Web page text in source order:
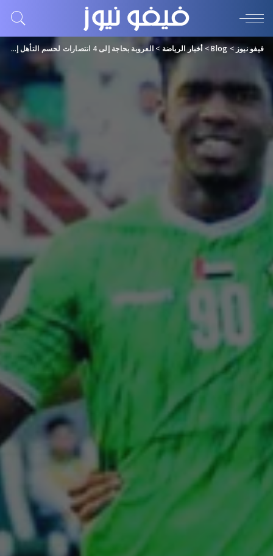
فيفو نيوز>
Blog
>أخبار الرياضة >العروبة بحاجة إلى 4 انتصارات لحسم التأهل إلى «المحترفين»